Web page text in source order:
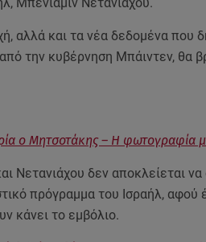
αλλά και τα νέα δεδομένα που
την κυβέρνηση Μπάιντεν, θα
ο Μητσοτάκης – Η φωτογραφία
Νετανιάχου δεν αποκλείεται να
πρόγραμμα του Ισραήλ, αφού
κάνει το εμβόλιο.